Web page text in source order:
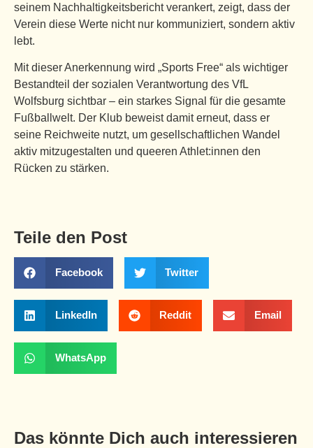
seinem Nachhaltigkeitsbericht verankert, zeigt, dass der
Verein diese Werte nicht nur kommuniziert, sondern aktiv
lebt.
Mit dieser Anerkennung wird „Sports Free“ als wichtiger
Bestandteil der sozialen Verantwortung des VfL
Wolfsburg sichtbar – ein starkes Signal für die gesamte
Fußballwelt. Der Klub beweist damit erneut, dass er
seine Reichweite nutzt, um gesellschaftlichen Wandel
aktiv mitzugestalten und queeren Athlet:innen den
Rücken zu stärken.
Teile den Post
Facebook Twitter
LinkedIn Reddit Email
WhatsApp
Das könnte Dich auch interessieren